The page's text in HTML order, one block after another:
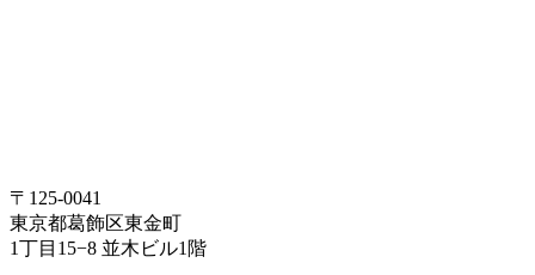
〒125-0041
東京都葛飾区東金町
1丁目15−8 並木ビル1階